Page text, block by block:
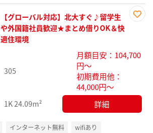
録
【グローバル対応】北大すぐ♪留学生
や外国籍社員歓迎★まとめ借りOK＆快
適住環境
305
月額目安：104,700
円～
初期費用他：
44,000円～
1K24.09m² 詳細
インターネット無料
wifiあり